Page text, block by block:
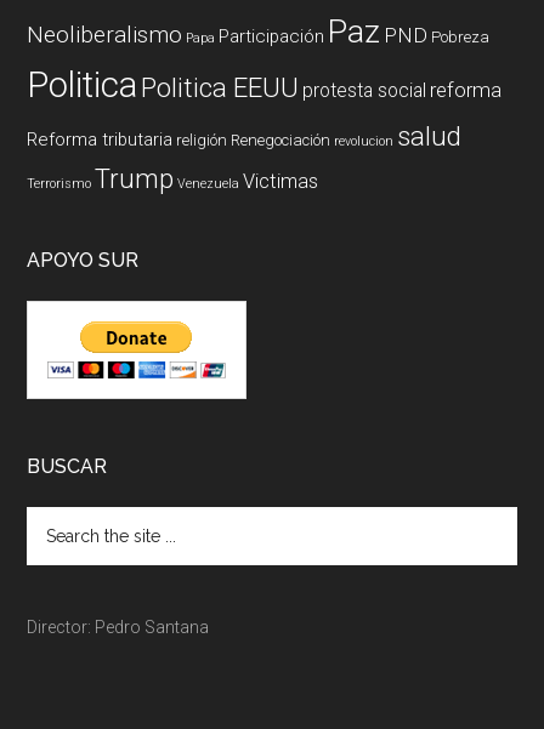
Neoliberalismo Papa Participación Paz PND Pobreza
PoliticaPolitica EEUU protesta social reforma
Reforma tributaria religión Renegociación revolucion salud
Terrorismo Trump Venezuela Victimas
APOYO SUR
BUSCAR
Director: Pedro Santana